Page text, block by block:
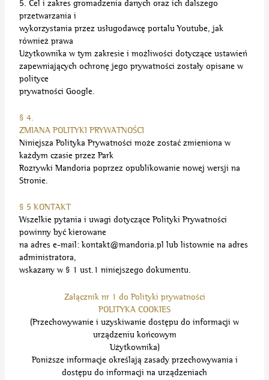
5. Cel i zakres gromadzenia danych oraz ich dalszego
przetwarzania i
wykorzystania przez usługodawcę portalu Youtube, jak
również prawa
Użytkownika w tym zakresie i możliwości dotyczące ustawień
zapewniających ochronę jego prywatności zostały opisane w
polityce
prywatności Google.
§ 4.
ZMIANA POLITYKI PRYWATNOŚCI
Niniejsza Polityka Prywatności może zostać zmieniona w
każdym czasie przez Park
Rozrywki Mandoria poprzez opublikowanie nowej wersji na
Stronie.
§ 5 KONTAKT
Wszelkie pytania i uwagi dotyczące Polityki Prywatności
powinny być kierowane
na adres e-mail:kontakt@mandoria.pl lub listownie na adres
administratora,
wskazany w § 1 ust.1 niniejszego dokumentu.
Załącznik nr 1 do Polityki prywatności
POLITYKA COOKIES
(Przechowywanie i uzyskiwanie dostępu do informacji w
urządzeniu końcowym
Użytkownika)
Poniższe informacje określają zasady przechowywania i
dostępu do informacji na urządzeniach